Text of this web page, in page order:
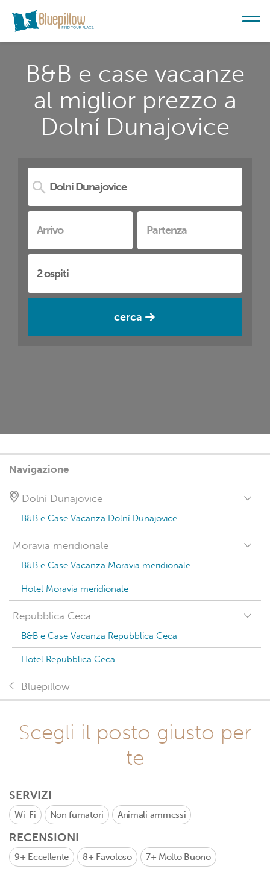
B&B e case vacanze
al miglior prezzo a
Dolní Dunajovice
cerca
Navigazione
Dolní Dunajovice
B&B e Case Vacanza Dolní Dunajovice
Moravia meridionale
B&B e Case Vacanza Moravia meridionale
Hotel Moravia meridionale
Repubblica Ceca
B&B e Case Vacanza Repubblica Ceca
Hotel Repubblica Ceca
Bluepillow
Scegli il posto giusto per
te
SERVIZI
Wi-Fi Non fumatori Animali ammessi
RECENSIONI
9+ Eccellente 8+ Favoloso 7+ Molto Buono